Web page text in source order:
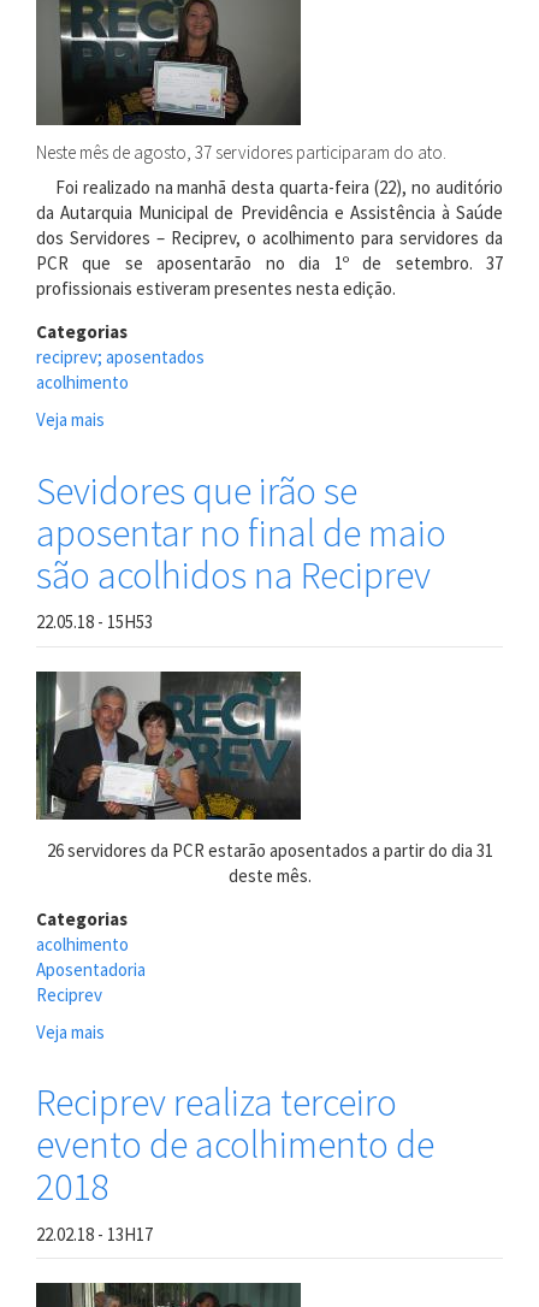
Neste mês de agosto, 37 servidores participaram do ato.
Foi realizado na manhã desta quarta-feira (22), no auditório
da Autarquia Municipal de Previdência e Assistência à Saúde
dos Servidores – Reciprev, o acolhimento para servidores da
PCR que se aposentarão no dia 1º de setembro. 37
profissionais estiveram presentes nesta edição.
Categorias
reciprev; aposentados
acolhimento
Veja mais
promove
evento
acolhimento
Sevidores que irão se
aposentar no final de maio
são acolhidos na Reciprev
22.05.18 - 15H53
26 servidores da PCR estarão aposentados a partir do dia 31
deste mês.
Categorias
acolhimento
Aposentadoria
Reciprev
Veja mais
irão
se
aposentar
no
de
maio
são
Reciprev realiza terceiro
evento de acolhimento de
2018
22.02.18 - 13H17